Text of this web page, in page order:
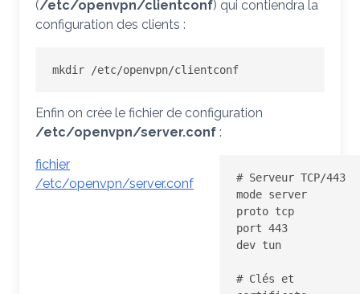
(/etc/openvpn/clientconf) qui contiendra la
configuration des clients :
mkdir /etc/openvpn/clientconf
Enfin on crée le fichier de configuration
/etc/openvpn/server.conf :
fichier
/etc/openvpn/server.conf
# Serveur TCP/443
mode server
proto tcp
port 443
dev tun
# Clés et